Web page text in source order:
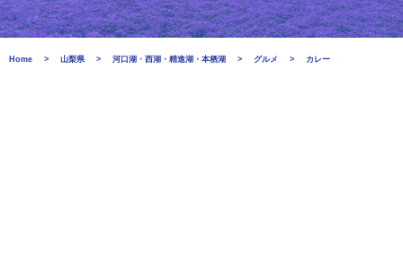
Home 山梨県 河口湖・西湖・精進湖・本栖湖 グルメ カレー